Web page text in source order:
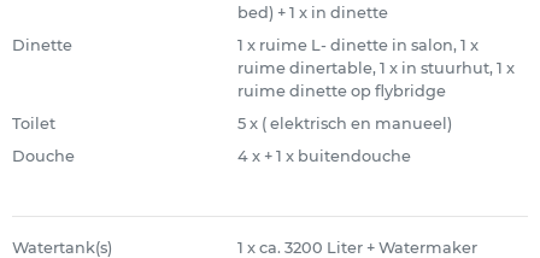
bed) + 1 x in dinette
Dinette
1 x ruime L- dinette in salon, 1 x
ruime dinertable, 1 x in stuurhut, 1 x
ruime dinette op flybridge
Toilet
5 x ( elektrisch en manueel)
Douche
4 x + 1 x buitendouche
Watertank(s)
1 x ca. 3200 Liter + Watermaker